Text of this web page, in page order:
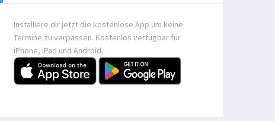
Installiere dir jetzt die kostenlose App um keine
Termine zu verpassen. Kostenlos verfügbar für
iPhone, iPad und Android.